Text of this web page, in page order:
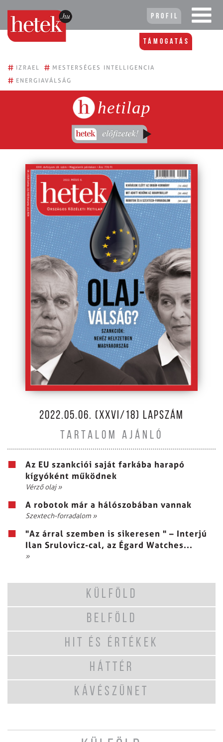
Profil
Támogatás
# IZRAEL # MESTERSÉGES INTELLIGENCIA
# ENERGIAVÁLSÁG
hetilap
2022.05.06. (XXVI/18) LAPSZÁM
TARTALOM AJÁNLÓ
Az EU szankciói saját farkába harapó
kígyóként működnek
Vérző olaj»
A robotok már a hálószobában vannak
Szextech-forradalom »
"Az árral szemben is sikeresen " – Interjú
Ilan Srulovicz-cal, az Égard Watches...
»
KÜLFÖLD
BELFÖLD
HIT ÉS ÉRTÉKEK
HÁTTÉR
KÁVÉSZÜNET